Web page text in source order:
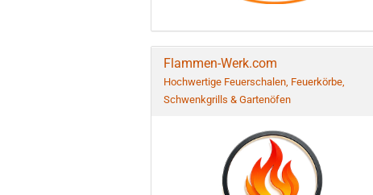
Flammen-Werk.com
Hochwertige Feuerschalen, Feuerkörbe,
Schwenkgrills & Gartenöfen